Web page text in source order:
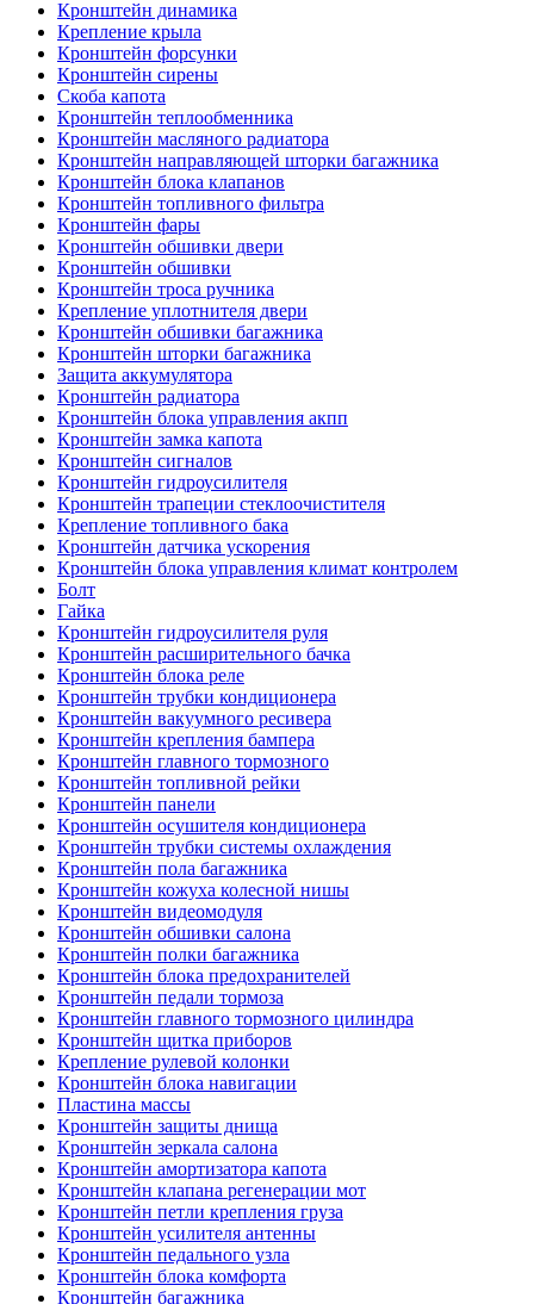
Кронштейн динамика
Крепление крыла
Кронштейн форсунки
Кронштейн сирены
Скоба капота
Кронштейн теплообменника
Кронштейн масляного радиатора
Кронштейн направляющей шторки багажника
Кронштейн блока клапанов
Кронштейн топливного фильтра
Кронштейн фары
Кронштейн обшивки двери
Кронштейн обшивки
Кронштейн троса ручника
Крепление уплотнителя двери
Кронштейн обшивки багажника
Кронштейн шторки багажника
Защита аккумулятора
Кронштейн радиатора
Кронштейн блока управления акпп
Кронштейн замка капота
Кронштейн сигналов
Кронштейн гидроусилителя
Кронштейн трапеции стеклоочистителя
Крепление топливного бака
Кронштейн датчика ускорения
Кронштейн блока управления климат контролем
Болт
Гайка
Кронштейн гидроусилителя руля
Кронштейн расширительного бачка
Кронштейн блока реле
Кронштейн трубки кондиционера
Кронштейн вакуумного ресивера
Кронштейн крепления бампера
Кронштейн главного тормозного
Кронштейн топливной рейки
Кронштейн панели
Кронштейн осушителя кондиционера
Кронштейн трубки системы охлаждения
Кронштейн пола багажника
Кронштейн кожуха колесной нишы
Кронштейн видеомодуля
Кронштейн обшивки салона
Кронштейн полки багажника
Кронштейн блока предохранителей
Кронштейн педали тормоза
Кронштейн главного тормозного цилиндра
Кронштейн щитка приборов
Крепление рулевой колонки
Кронштейн блока навигации
Пластина массы
Кронштейн защиты днища
Кронштейн зеркала салона
Кронштейн амортизатора капота
Кронштейн клапана регенерации мот
Кронштейн петли крепления груза
Кронштейн усилителя антенны
Кронштейн педального узла
Кронштейн блока комфорта
Кронштейн багажника